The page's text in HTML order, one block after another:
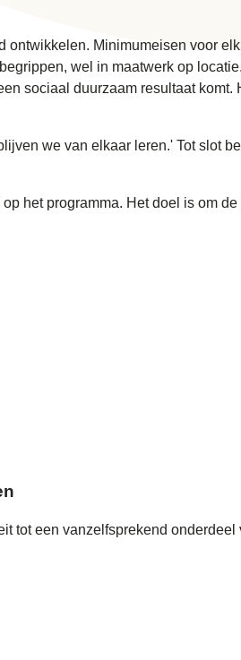
Minimumeisen voor
wel in maatwerk op
sociaal duurzaam resultaat
we van elkaar leren.' Tot slot
het programma. Het doel is om
een vanzelfsprekend